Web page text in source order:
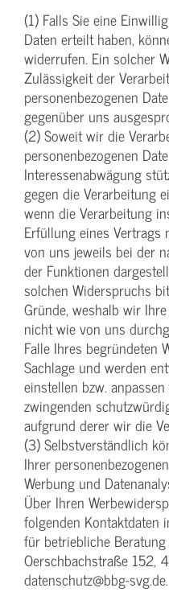
(1) Falls Sie eine
Daten erteilt haben,
widerrufen. Ein solcher
Zulässigkeit der
personenbezogenen
gegenüber uns
(2) Soweit wir die
personenbezogenen
Interessenabwägung
gegen die Verarbeitung
wenn die Verarbeitung
Erfüllung eines
von uns jeweils bei der
der Funktionen
solchen Widerspruchs
Gründe, weshalb wir
nicht wie von uns
Falle Ihres begründeten
Sachlage und werden
einstellen bzw.
zwingenden
aufgrund derer wir die
(3) Selbstverständlich
Ihrer
Werbung und
Über Ihren
folgenden Kontaktdaten
für betriebliche
Oerschbachstraße 152,
datenschutz@bbg-svg.de.